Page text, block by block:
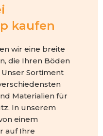
kaufen
wir eine breite
die Ihren Böden
Sortiment
Materialien für
In unserem
einem
auf Ihre